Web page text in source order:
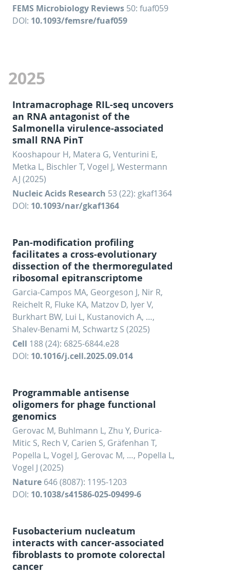
FEMS Microbiology Reviews 50: fuaf059
DOI: 10.1093/femsre/fuaf059
2025
Intramacrophage RIL-seq uncovers
an RNA antagonist of the
Salmonella virulence-associated
small RNA PinT
Kooshapour H, Matera G, Venturini E,
Metka L, Bischler T, Vogel J, Westermann
AJ (2025)
Nucleic Acids Research 53 (22): gkaf1364
DOI: 10.1093/nar/gkaf1364
Pan-modification profiling
facilitates a cross-evolutionary
dissection of the thermoregulated
ribosomal epitranscriptome
Garcia-Campos MA, Georgeson J, Nir R,
Reichelt R, Fluke KA, Matzov D, Iyer V,
Burkhart BW, Lui L, Kustanovich A, …,
Shalev-Benami M, Schwartz S (2025)
Cell 188 (24): 6825-6844.e28
DOI: 10.1016/j.cell.2025.09.014
Programmable antisense
oligomers for phage functional
genomics
Gerovac M, Buhlmann L, Zhu Y, Ðurica-
Mitic S, Rech V, Carien S, Gräfenhan T,
Popella L, Vogel J, Gerovac M, …, Popella L,
Vogel J (2025)
Nature 646 (8087): 1195-1203
DOI: 10.1038/s41586-025-09499-6
Fusobacterium nucleatum
interacts with cancer-associated
fibroblasts to promote colorectal
cancer